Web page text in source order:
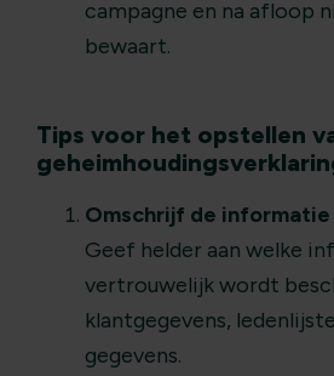
campagne en na afloop
bewaart.
Tips voor het opstellen
Omschrijf de
Geef helder aan welke
vertrouwelijk wordt
klantgegevens,
gegevens.